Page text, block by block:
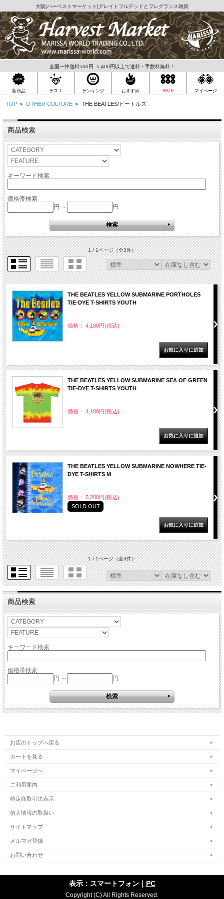
大阪[ハーベストマーケット]グレイトフルデッドとフレグランス雑貨
全国一律送料500円 5,400円以上で送料・手数料無料！
新商品 ラス１ ランキング おすすめ SALE マイページ
TOP > OTHER CULTURE > THE BEATLES/ビートルズ
商品検索
キーワード検索
価格帯検索
円 ～
円
1 / 1ページ（全3件）
THE BEATLES YELLOW SUBMARINE PORTHOLES
TIE-DYE T-SHIRTS YOUTH
価格： 4,180円(税込)
THE BEATLES YELLOW SUBMARINE SEA OF GREEN
TIE-DYE T-SHIRTS YOUTH
価格： 4,180円(税込)
THE BEATLES YELLOW SUBMARINE NOWHERE TIE-
DYE T-SHIRTS M
価格： 5,280円(税込)
SOLD OUT
1 / 1ページ（全3件）
商品検索
キーワード検索
価格帯検索
円 ～
円
お店のトップへ戻る
カートを見る
マイページへ
ご利用案内
特定商取引法表示
個人情報の取扱い
サイトマップ
メルマガ登録
お問い合わせ
表示：スマートフォン｜ PC
Copyright (C) All Rights Reserved.